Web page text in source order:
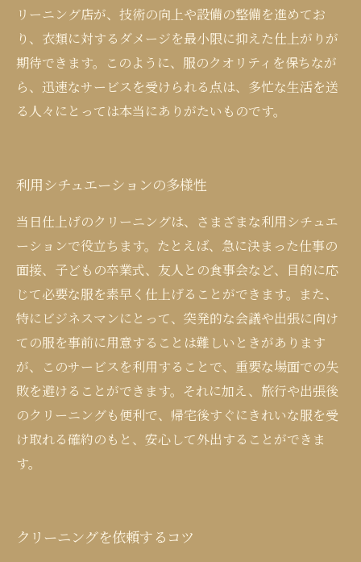
リーニング店が、技術の向上や設備の整備を進めてお
り、衣類に対するダメージを最小限に抑えた仕上がりが
期待できます。このように、服のクオリティを保ちなが
ら、迅速なサービスを受けられる点は、多忙な生活を送
る人々にとっては本当にありがたいものです。
利用シチュエーションの多様性
当日仕上げのクリーニングは、さまざまな利用シチュエ
ーションで役立ちます。たとえば、急に決まった仕事の
面接、子どもの卒業式、友人との食事会など、目的に応
じて必要な服を素早く仕上げることができます。また、
特にビジネスマンにとって、突発的な会議や出張に向け
ての服を事前に用意することは難しいときがあります
が、このサービスを利用することで、重要な場面での失
敗を避けることができます。それに加え、旅行や出張後
のクリーニングも便利で、帰宅後すぐにきれいな服を受
け取れる確約のもと、安心して外出することができま
す。
クリーニングを依頼するコツ